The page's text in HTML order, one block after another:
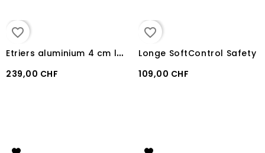
favorite_border
E
triers aluminium 4 cm large Martin Saddlery
239,00 CHF
favorite_border
Longe SoftControl Safety
109,00 CHF